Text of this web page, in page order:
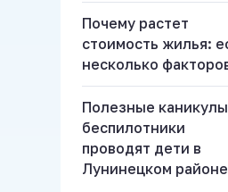
Почему растет
стоимость жилья:
несколько
Полезные
беспилотники
проводят дети в
Лунинецком районе